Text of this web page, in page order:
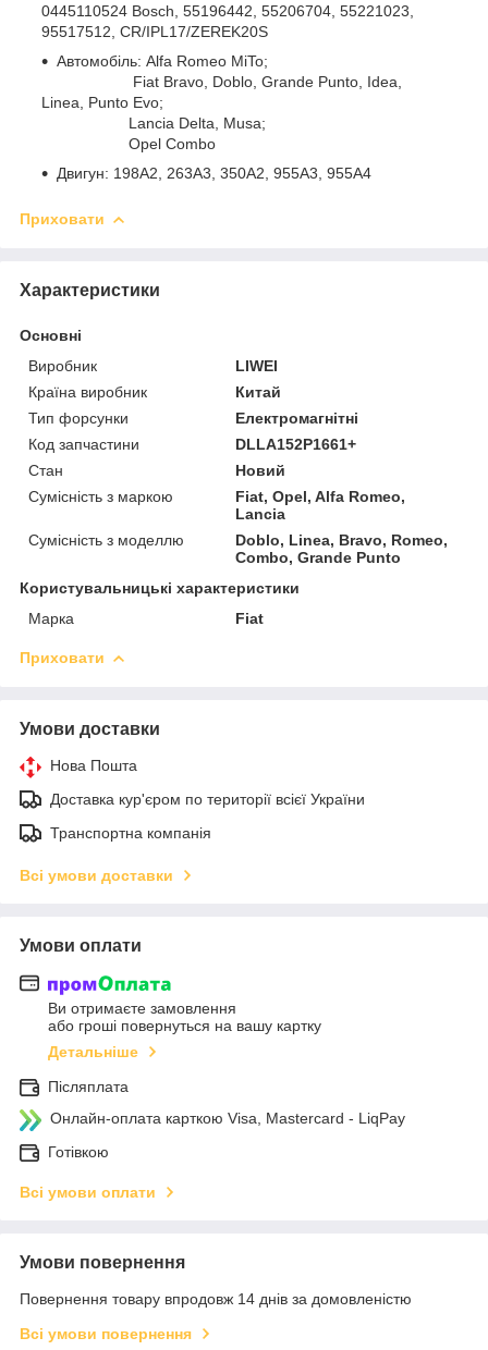
0445110524 Bosch, 55196442, 55206704, 55221023,
95517512, CR/IPL17/ZEREK20S
Автомобіль: Alfa Romeo MiTo;
Fiat Bravo, Doblo, Grande Punto, Idea,
Linea, Punto Evo;
Lancia Delta, Musa;
Opel Combo
Двигун: 198A2, 263A3, 350A2, 955A3, 955A4
Приховати
Характеристики
Основні
Виробник
LIWEI
Країна виробник
Китай
Тип форсунки
Електромагнітні
Код запчастини
DLLA152P1661+
Стан
Новий
Сумісність з маркою
Fiat, Opel, Alfa Romeo,
Lancia
Сумісність з моделлю
Doblo, Linea, Bravo, Romeo,
Combo, Grande Punto
Користувальницькі характеристики
Марка
Fiat
Приховати
Умови доставки
Нова Пошта
Доставка кур'єром по території всієї України
Транспортна компанія
Всі умови доставки
Умови оплати
Ви отримаєте замовлення
або гроші повернуться на вашу картку
Детальніше
Післяплата
Онлайн-оплата карткою Visa, Mastercard - LiqPay
Готівкою
Всі умови оплати
Умови повернення
Повернення товару впродовж 14 днів за домовленістю
Всі умови повернення